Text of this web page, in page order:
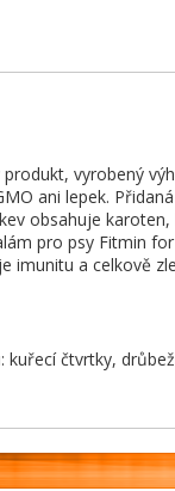
vyrobený
ani lepek.
obsahuje
pro psy Fitmin
imunitu a celkově
čtvrtky,